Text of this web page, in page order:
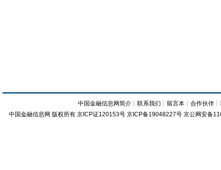
中国金融信息网简介 ┊联系我们 ┊ 留言本 ┊合作伙伴 ┊
中国金融信息网 版权所有 京ICP证120153号 京ICP备19048227号 京公网安备